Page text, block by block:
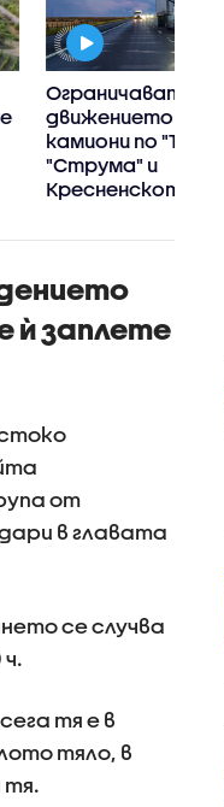
Ограничават
движението на
камиони по
"Струма" и
Кресненското
неделя
ѝ заплете
от
в главата
се случва
тя е в
тяло, в
тя.